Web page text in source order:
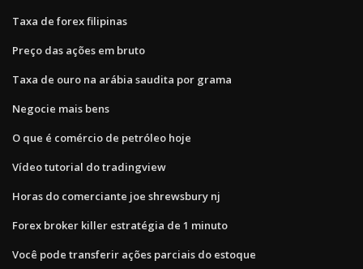
Taxa de forex filipinas
Preço das ações em bruto
Taxa de ouro na arábia saudita por grama
Negocie mais bens
O que é comércio de petróleo hoje
Vídeo tutorial do tradingview
Horas do comerciante joe shrewsbury nj
Forex broker killer estratégia de 1 minuto
Você pode transferir ações parciais do estoque